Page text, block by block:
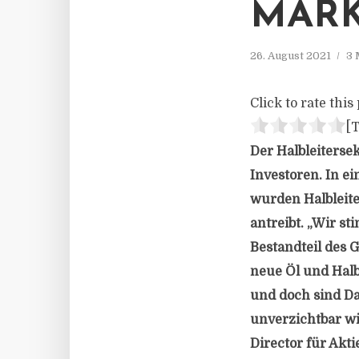
26. August 2021 3
Click to rate this
Der
Investoren. In
wurden
antreibt. „Wir
Bestandteil des
neue Öl und
und doch sind
unverzichtbar
Director für